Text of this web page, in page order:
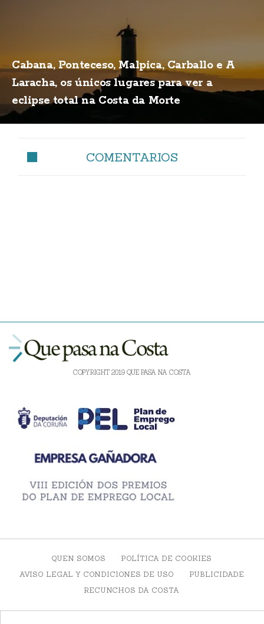
Cabana, Ponteceso, Malpica, Carballo e A
Laracha, os únicos lugares para ver a
eclipse total na Costa da Morte
COMENTARIOS
COPYRIGHT 2019 QUE PASA NA COSTA
QUEN SOMOS
POLÍTICA DE COOKIES
AVISO LEGAL Y CONDICIONES DE USO
PUBLICIDADE
RECUNCHOS DA COSTA